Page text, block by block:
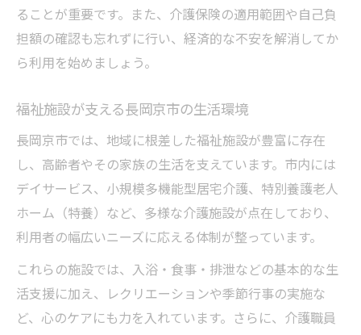
ることが重要です。また、介護保険の適用範囲や自己負
担額の確認も忘れずに行い、経済的な不安を解消してか
ら利用を始めましょう。
福祉施設が支える長岡京市の生活環境
長岡京市では、地域に根差した福祉施設が豊富に存在
し、高齢者やその家族の生活を支えています。市内には
デイサービス、小規模多機能型居宅介護、特別養護老人
ホーム（特養）など、多様な介護施設が点在しており、
利用者の幅広いニーズに応える体制が整っています。
これらの施設では、入浴・食事・排泄などの基本的な生
活支援に加え、レクリエーションや季節行事の実施な
ど、心のケアにも力を入れています。さらに、介護職員